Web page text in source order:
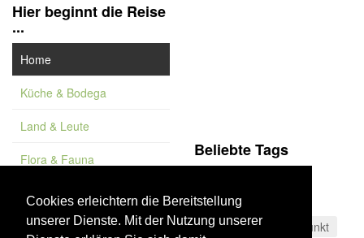
Cookies erleichtern die Bereitstellung
unserer Dienste. Mit der Nutzung unserer
Hier beginnt die Reise
...
Home
Küche & Bodega
Land & Leute
Flora & Fauna
Feature
Vademekum
Beliebte Tags
Käsespezialitäten
Cádiz
Aussichtspunkt